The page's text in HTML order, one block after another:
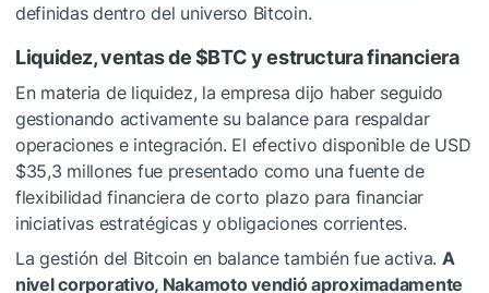
definidas dentro del universo Bitcoin.
Liquidez, ventas de$BTCy estructura financiera
En materia de liquidez, la empresa dijo haber seguido
gestionando activamente su balance para respaldar
operaciones e integración. El efectivo disponible de USD
$35,3 millones fue presentado como una fuente de
flexibilidad financiera de corto plazo para financiar
iniciativas estratégicas y obligaciones corrientes.
La gestión del Bitcoin en balance también fue activa. A
nivel corporativo, Nakamoto vendió aproximadamente